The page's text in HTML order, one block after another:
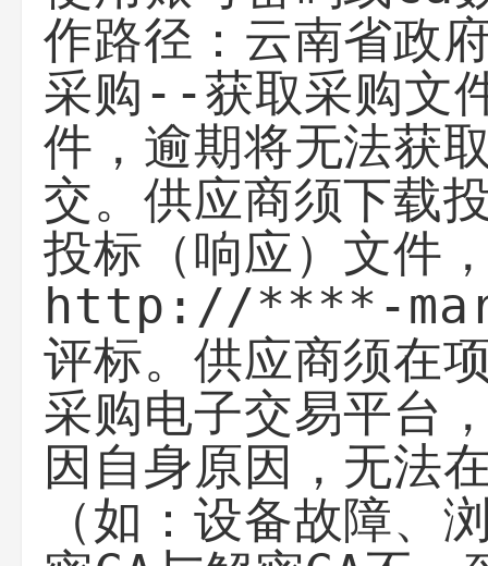
作路径：云南省政
采购--获取采购文
件，逾期将无法获
交。供应商须下载
投标（响应）文件
http://****-
评标。供应商须在
采购电子交易平台
因自身原因，无法
（如：设备故障、